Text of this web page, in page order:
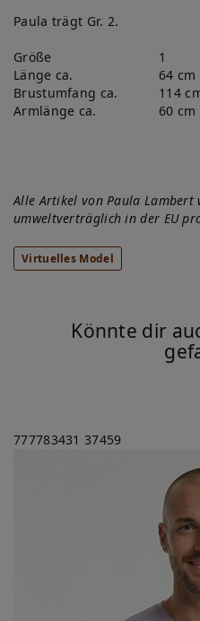
Paula trägt Gr. 2.
Größe 1
Länge ca.
64 cm
Brustumfang ca.
114
Armlänge ca.
60 cm
Alle Artikel von Paula Lambert
umweltverträglich in der EU
Virtuelles Model
Könnte dir
777783431 37459